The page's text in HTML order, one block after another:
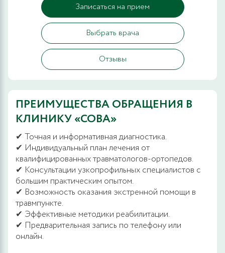
Записаться на прием
Выбрать врача
Отзывы
ПРЕИМУЩЕСТВА ОБРАЩЕНИЯ В
КЛИНИКУ «СОВА»
✔ Точная и информативная диагностика.
✔ Индивидуальный план лечения от
квалифицированных травматологов-ортопедов.
✔ Консультации узкопрофильных специалистов с
большим практическим опытом.
✔ Возможность оказания экстренной помощи в
травмпункте.
✔ Эффективные методики реабилитации.
✔ Предварительная запись по телефону или
онлайн.